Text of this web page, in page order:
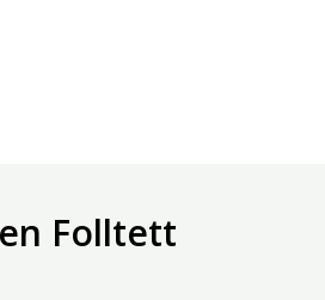
Folltett